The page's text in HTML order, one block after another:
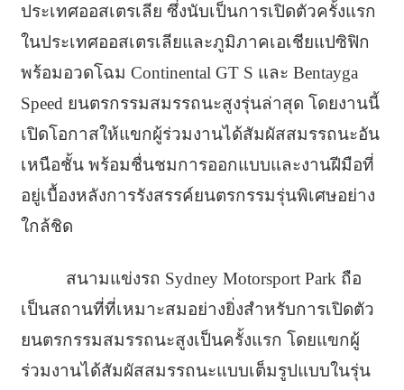
ประเทศออสเตรเลีย ซึ่งนับเป็นการเปิดตัวครั้งแรก
ในประเทศออสเตรเลียและภูมิภาคเอเชียแปซิฟิก
พร้อมอวดโฉม Continental GT S และ Bentayga
Speed ยนตรกรรมสมรรถนะสูงรุ่นล่าสุด โดยงานนี้
เปิดโอกาสให้แขกผู้ร่วมงานได้สัมผัสสมรรถนะอัน
เหนือชั้น พร้อมชื่นชมการออกแบบและงานฝีมือที่
อยู่เบื้องหลังการรังสรรค์ยนตรกรรมรุ่นพิเศษอย่าง
ใกล้ชิด
สนามแข่งรถ Sydney Motorsport Park ถือ
เป็นสถานที่ที่เหมาะสมอย่างยิ่งสำหรับการเปิดตัว
ยนตรกรรมสมรรถนะสูงเป็นครั้งแรก โดยแขกผู้
ร่วมงานได้สัมผัสสมรรถนะแบบเต็มรูปแบบในรุ่น